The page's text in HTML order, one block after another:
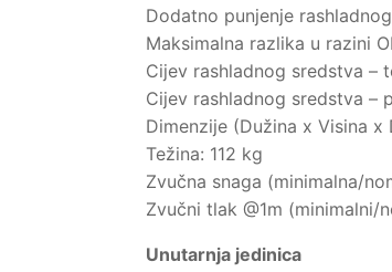
Dodatno punjenje
Maksimalna razlika u razini
Cijev rashladnog sredstva –
Cijev rashladnog sredstva –
Dimenzije (Dužina x Visina
Težina: 112 kg
Zvučna snaga (minimalna/
Zvučni tlak @1m (minimalni/
Unutarnja jedinica